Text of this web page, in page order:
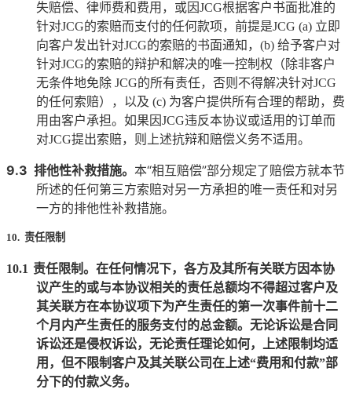
失赔偿、律师费和费用，或因JCG根据客户书面批准的
针对JCG的索赔而支付的任何款项，前提是JCG (a) 立即
向客户发出针对JCG的索赔的书面通知， (b) 给予客户对
针对JCG的索赔的辩护和解决的唯一控制权（除非客户
无条件地免除 JCG的所有责任，否则不得解决针对JCG
的任何索赔），以及 (c) 为客户提供所有合理的帮助，费
用由客户承担。如果因JCG违反本协议或适用的订单而
对JCG提出索赔，则上述抗辩和赔偿义务不适用。
9.3 排他性补救措施。 本“相互赔偿”部分规定了赔偿方就本节
所述的任何第三方索赔对另一方承担的唯一责任和对另
一方的排他性补救措施。
10. 责任限制
10.1 责任限制。在任何情况下，各方及其所有关联方因本协
议产生的或与本协议相关的责任总额均不得超过客户及
其关联方在本协议项下为产生责任的第一次事件前十二
个月内产生责任的服务支付的总金额。无论诉讼是合同
诉讼还是侵权诉讼，无论责任理论如何，上述限制均适
用，但不限制客户及其关联公司在上述“费用和付款”部
分下的付款义务。